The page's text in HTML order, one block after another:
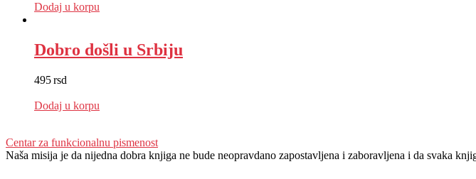
Dodaj u korpu
Dobro došli u Srbiju
495rsd
Dodaj u korpu
Centar za funkcionalnu pismenost
Naša misija je da nijedna dobra knjiga ne bude neopravdano zapostavljena i zaboravljena i da svaka